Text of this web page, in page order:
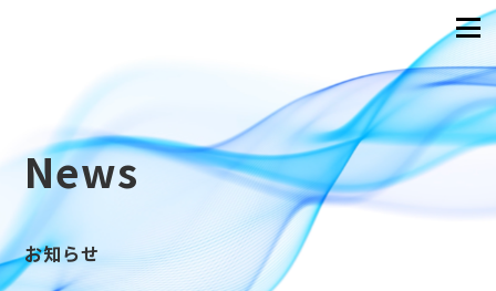
News
お知らせ